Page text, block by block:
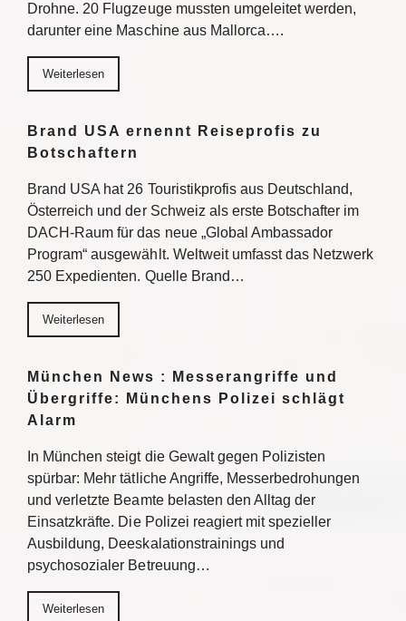
Drohne. 20 Flugzeuge mussten umgeleitet werden,
darunter eine Maschine aus Mallorca….
Weiterlesen
Brand USA ernennt Reiseprofis zu
Botschaftern
Brand USA hat 26 Touristikprofis aus Deutschland,
Österreich und der Schweiz als erste Botschafter im
DACH-Raum für das neue „Global Ambassador
Program“ ausgewählt. Weltweit umfasst das Netzwerk
250 Expedienten. Quelle Brand…
Weiterlesen
München News : Messerangriffe und
Übergriffe: Münchens Polizei schlägt
Alarm
In München steigt die Gewalt gegen Polizisten
spürbar: Mehr tätliche Angriffe, Messerbedrohungen
und verletzte Beamte belasten den Alltag der
Einsatzkräfte. Die Polizei reagiert mit spezieller
Ausbildung, Deeskalationstrainings und
psychosozialer Betreuung…
Weiterlesen